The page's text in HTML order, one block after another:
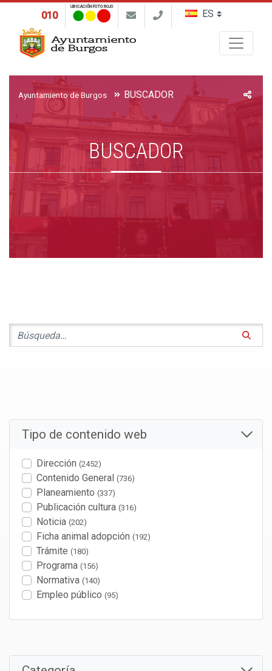
010
UBICACIÓN FOTO ROJO
Ayuntamiento de Burgos BUSCADOR
BUSCADOR
Tipo de contenido web
Dirección (2452)
Contenido General (736)
Planeamiento (337)
Publicación cultura (316)
Noticia (202)
Ficha animal adopción (192)
Trámite (180)
Programa (156)
Normativa (140)
Empleo público (95)